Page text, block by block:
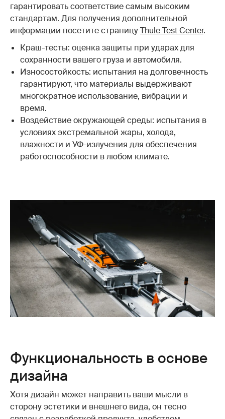
гарантировать соответствие самым высоким
стандартам. Для получения дополнительной
информации посетите страницуThule Test Center.
Краш-тесты: оценка защиты при ударах для
сохранности вашего груза и автомобиля.
Износостойкость: испытания на долговечность
гарантируют, что материалы выдерживают
многократное использование, вибрации и
время.
Воздействие окружающей среды: испытания в
условиях экстремальной жары, холода,
влажности и УФ-излучения для обеспечения
работоспособности в любом климате.
Функциональность в основе
дизайна
Хотя дизайн может направить ваши мысли в
сторону эстетики и внешнего вида, он тесно